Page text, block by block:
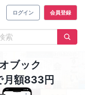
ログイン 会員登録
ブック
月額833円